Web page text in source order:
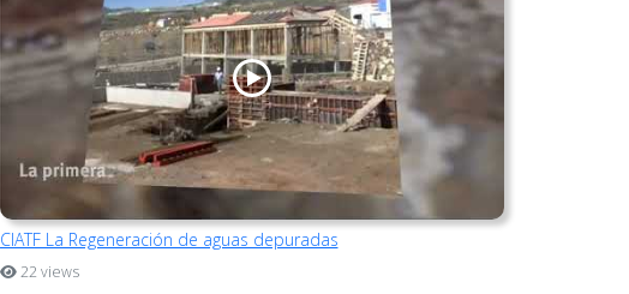
CIATF La Regeneración de aguas depuradas
22 views